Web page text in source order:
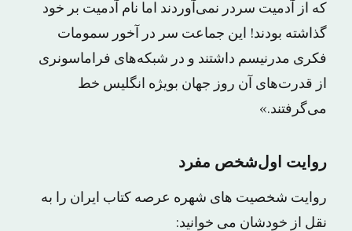
که از آدمیت سردر نمی‌آوردند اما نام آدمیت بر خود
گذاشته بودند! این جماعت سر در آخور سمومات
فکری مدرنیسم داشتند و در شبکه‌های فراماسونری
از قدرت‌های آن روز جهان بویژه انگلیس خط
می‌گرفتند.»
روایت اول‌شخص مفرد
روایت شخصیت های شهره عرصه کتاب ایران را به
نقل از خودشان می خوانید: